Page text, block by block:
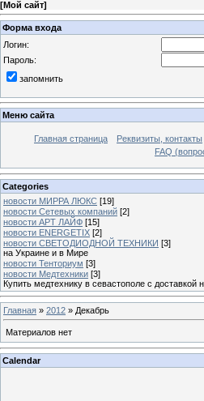
[Мой сайт]
Форма входа
Логин:
Пароль:
запомнить
Меню сайта
Главная страница Реквизиты, контакты
FAQ
Categories
новости МИРРА ЛЮКС [19]
новости Сетевых компаний [2]
новости АРТ ЛАЙФ [15]
новости ENERGETIX [2]
новости СВЕТОДИОДНОЙ ТЕХНИКИ [3]
на Украине и в Мире
новости Тенториум [3]
новости Медтехники [3]
Купить медтехнику в севастополе с доставкой
Главная » 2012 » Декабрь
Материалов нет
Calendar